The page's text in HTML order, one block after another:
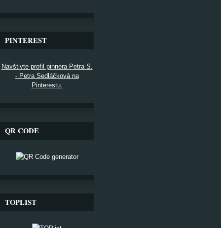
PINTEREST
Navštivte profil pinnera Petra S.
- Petra Sedláčková na
Pinterestu.
QR CODE
TOPLIST